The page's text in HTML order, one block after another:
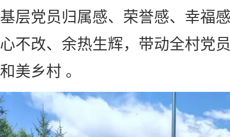
基层党员归属感、荣誉感、幸福
心不改、余热生辉，带动全村党
和美乡村 。